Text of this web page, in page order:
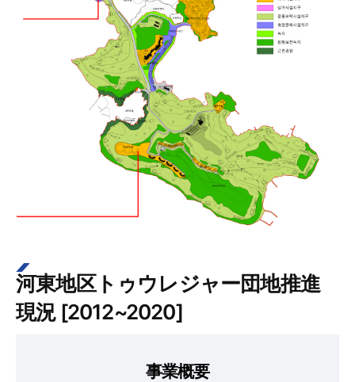
河東地区トゥウレジャー団地推進
現況 [2012~2020]
事業概要